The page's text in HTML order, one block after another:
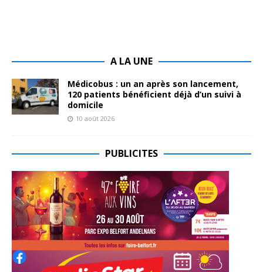
A LA UNE
Médicobus : un an après son lancement,
120 patients bénéficient déjà d’un suivi à
domicile
10 août 2026
PUBLICITES